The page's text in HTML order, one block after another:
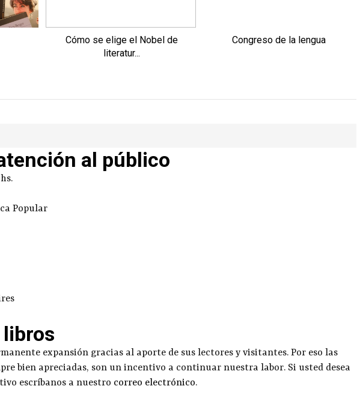
Cómo se elige el Nobel de
literatur...
Congreso de la lengua
al público
Popular
libros
expansión gracias al aporte de sus lectores y visitantes. Por eso las
bien apreciadas, son un incentivo a continuar nuestra labor. Si usted desea
escríbanos a nuestro correo electrónico.